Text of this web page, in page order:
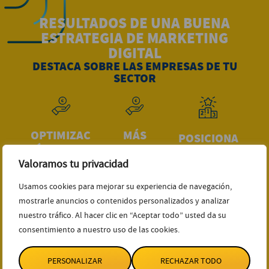
Valoramos tu privacidad
Usamos cookies para mejorar su experiencia de navegación,
mostrarle anuncios o contenidos personalizados y analizar
nuestro tráfico. Al hacer clic en “Aceptar todo” usted da su
consentimiento a nuestro uso de las cookies.
PERSONALIZAR RECHAZAR TODO
RESULTADOS DE UNA BUENA
ESTRATEGIA DE MARKETING
DIGITAL
DESTACA SOBRE LAS EMPRESAS DE TU
SECTOR
OPTIMIZAC
IÓN SEO DE
TU WEB
Optimizamos
el diseño web
de tu página
para mejorar
tu
posicionamie
MÁS
CONVERSI
ONES CON
WEB
Un buen
diseño web
aumenta tus
ventas.
POSICIONA
El objetivo de
nuestro
posicionamie
que tu marca
destaque en